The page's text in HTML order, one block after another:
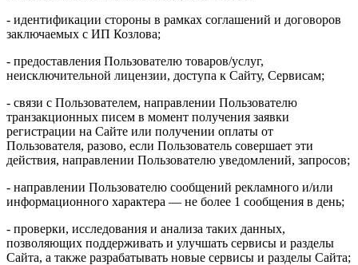
- идентификации стороны в рамках соглашений и договоров
заключаемых с ИП Козлова;
- предоставления Пользователю товаров/услуг,
неисключительной лицензии, доступа к Сайту, Сервисам;
- связи с Пользователем, направлении Пользователю
транзакционных писем в момент получения заявки
регистрации на Сайте или получении оплаты от
Пользователя, разово, если Пользователь совершает эти
действия, направлении Пользователю уведомлений, запросов;
- направлении Пользователю сообщений рекламного и/или
информационного характера — не более 1 сообщения в день;
- проверки, исследования и анализа таких данных,
позволяющих поддерживать и улучшать сервисы и разделы
Сайта, а также разрабатывать новые сервисы и разделы Сайта;